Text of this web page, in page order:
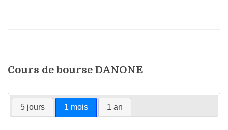
Cours de bourse DANONE
5 jours 1 mois 1 an